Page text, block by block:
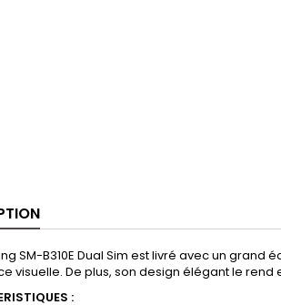
SM-B310E Dual Sim est livré avec un
visuelle. De plus, son design élégant le
: